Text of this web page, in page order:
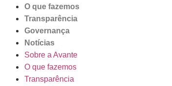
O que fazemos
Transparência
Governança
Notícias
Sobre a Avante
O que fazemos
Transparência